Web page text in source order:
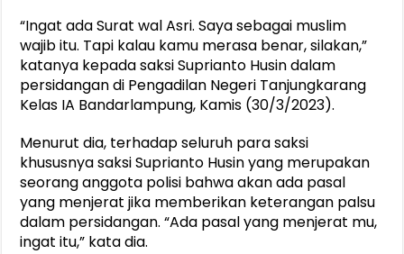
“Ingat ada Surat wal Asri. Saya sebagai muslim
wajib itu. Tapi kalau kamu merasa benar, silakan,”
katanya kepada saksi Suprianto Husin dalam
persidangan di Pengadilan Negeri Tanjungkarang
Kelas IA Bandarlampung, Kamis (30/3/2023).
Menurut dia, terhadap seluruh para saksi
khususnya saksi Suprianto Husin yang merupakan
seorang anggota polisi bahwa akan ada pasal
yang menjerat jika memberikan keterangan palsu
dalam persidangan. “Ada pasal yang menjerat mu,
ingat itu,” kata dia.